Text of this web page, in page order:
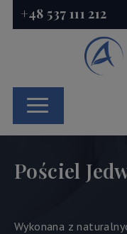
+48 537 111 212
Pościel
Wykonana z